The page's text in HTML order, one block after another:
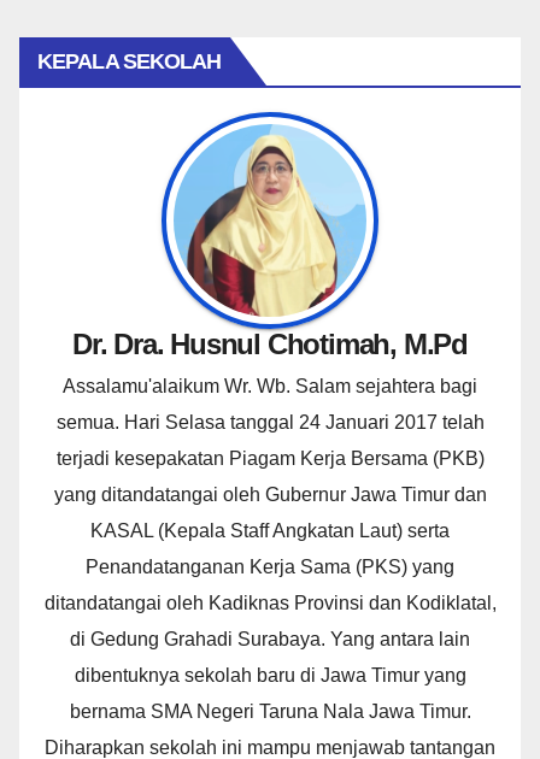
KEPALA SEKOLAH
Dr. Dra. Husnul Chotimah, M.Pd
Assalamu'alaikum Wr. Wb. Salam sejahtera bagi
semua. Hari Selasa tanggal 24 Januari 2017 telah
terjadi kesepakatan Piagam Kerja Bersama (PKB)
yang ditandatangai oleh Gubernur Jawa Timur dan
KASAL (Kepala Staff Angkatan Laut) serta
Penandatanganan Kerja Sama (PKS) yang
ditandatangai oleh Kadiknas Provinsi dan Kodiklatal,
di Gedung Grahadi Surabaya. Yang antara lain
dibentuknya sekolah baru di Jawa Timur yang
bernama SMA Negeri Taruna Nala Jawa Timur.
Diharapkan sekolah ini mampu menjawab tantangan